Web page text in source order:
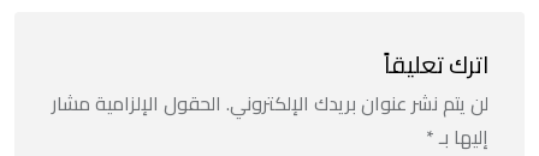
اترك تعليقاً
لن يتم نشر عنوان بريدك الإلكتروني. الحقول الإلزامية مشار
إليها بـ*